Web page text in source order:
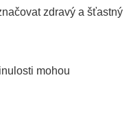
zdravý a šťastný
mohou